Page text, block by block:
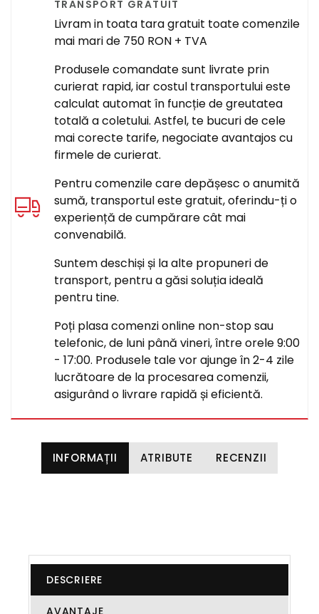
TRANSPORT GRATUIT
Livram in toata tara gratuit toate comenzile
mai mari de 750 RON + TVA
Produsele comandate sunt livrate prin
curierat rapid, iar costul transportului este
calculat automat în funcție de greutatea
totală a coletului. Astfel, te bucuri de cele
mai corecte tarife, negociate avantajos cu
firmele de curierat.
Pentru comenzile care depășesc o anumită
sumă, transportul este gratuit, oferindu-ți o
experiență de cumpărare cât mai
convenabilă.
Suntem deschiși și la alte propuneri de
transport, pentru a găsi soluția ideală
pentru tine.
Poți plasa comenzi online non-stop sau
telefonic, de luni până vineri, între orele 9:00
- 17:00. Produsele tale vor ajunge în 2-4 zile
lucrătoare de la procesarea comenzii,
asigurând o livrare rapidă și eficientă.
INFORMAȚII ATRIBUTE RECENZII
DESCRIERE
AVANTAJE